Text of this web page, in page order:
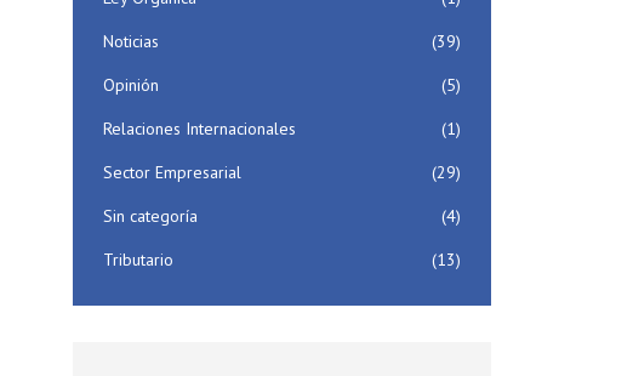
Noticias
(39)
Opinión
(5)
Relaciones Internacionales
(1)
Sector Empresarial
(29)
Sin categoría
(4)
Tributario
(13)